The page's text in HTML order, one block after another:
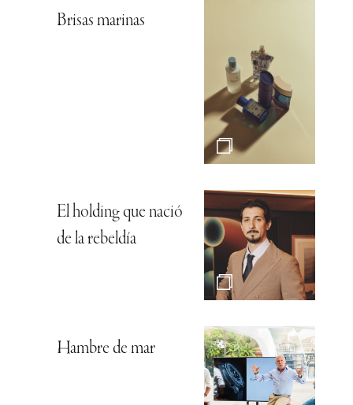
Brisas marinas
El holding que nació
de la rebeldía
Hambre de mar